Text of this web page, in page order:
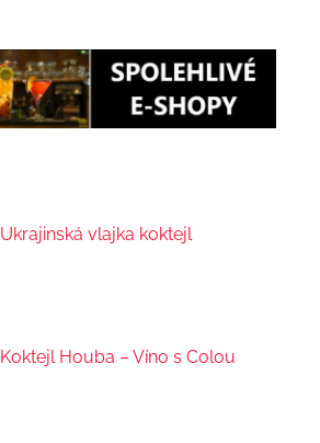
Ukrajinská vlajka koktejl
Koktejl Houba – Víno s Colou